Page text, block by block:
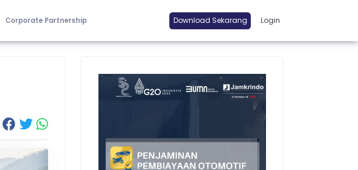
Corporate Partnership Download Sekarang Login